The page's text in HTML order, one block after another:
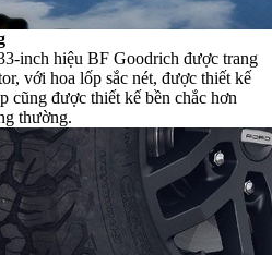
inch hiệu BF Goodrich được trang
với hoa lốp sắc nét, được thiết kế
cũng được thiết kế bền chắc hơn
thường.